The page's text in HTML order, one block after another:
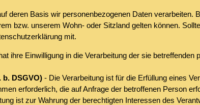
deren Basis wir personenbezogenen Daten verarbeiten.
bzw. unserem Wohn- oder Sitzland gelten können.
mit.
ihre Einwilligung in die Verarbeitung der sie betreffenden
DSGVO) - Die Verarbeitung ist für die Erfüllung eines
erforderlich, die auf Anfrage der betroffenen Person
ist zur Wahrung der berechtigten Interessen des